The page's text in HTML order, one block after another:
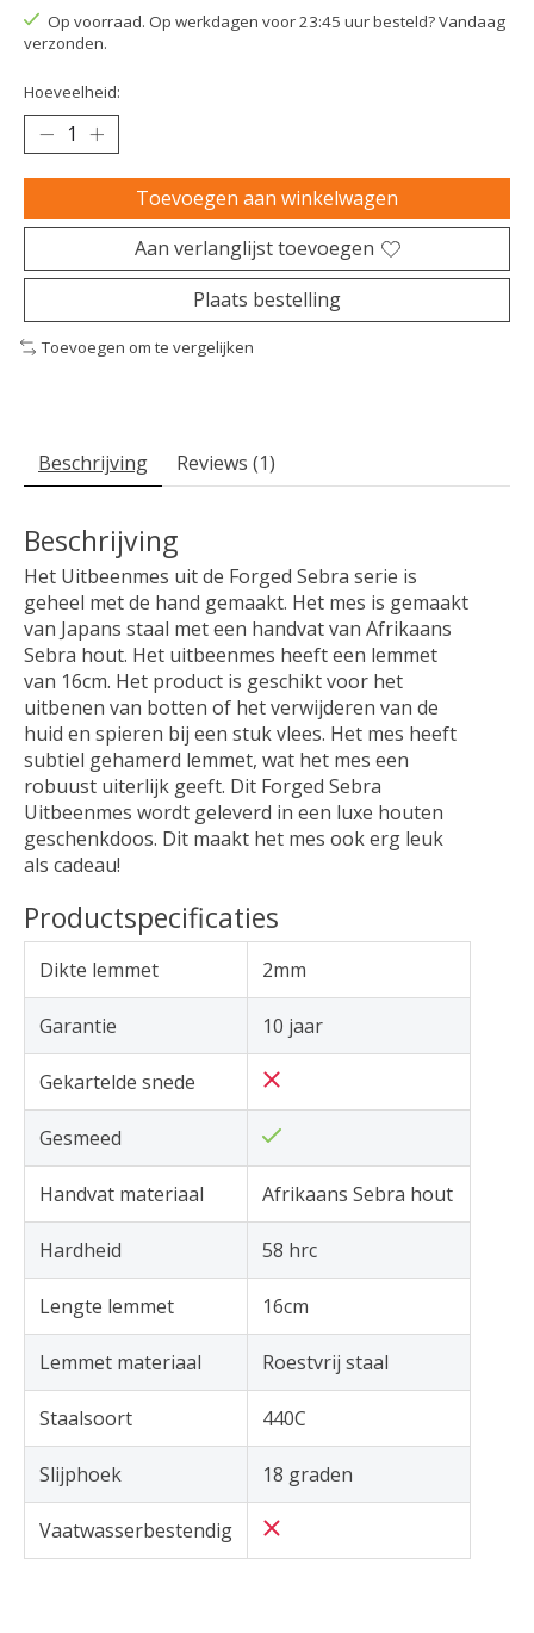
Op voorraad. Op werkdagen voor 23:45 uur besteld? Vandaag
verzonden.
Hoeveelheid:
Toevoegen aan winkelwagen
Aan verlanglijst toevoegen
Plaats bestelling
Toevoegen om te vergelijken
Beschrijving Reviews (1)
Beschrijving
Het Uitbeenmes uit de Forged Sebra serie is
geheel met de hand gemaakt. Het mes is gemaakt
van Japans staal met een handvat van Afrikaans
Sebra hout. Het uitbeenmes heeft een lemmet
van 16cm. Het product is geschikt voor het
uitbenen van botten of het verwijderen van de
huid en spieren bij een stuk vlees. Het mes heeft
subtiel gehamerd lemmet, wat het mes een
robuust uiterlijk geeft. Dit Forged Sebra
Uitbeenmes wordt geleverd in een luxe houten
geschenkdoos. Dit maakt het mes ook erg leuk
als cadeau!
Productspecificaties
Dikte lemmet 2mm
Garantie 10 jaar
Gekartelde snede
Gesmeed
Handvat materiaal Afrikaans Sebra hout
Hardheid 58 hrc
Lengte lemmet 16cm
Lemmet materiaal Roestvrij staal
Staalsoort 440C
Slijphoek 18 graden
Vaatwasserbestendig